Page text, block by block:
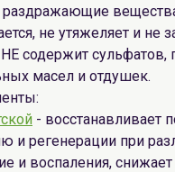
раздражающие
не утяжеляет и не
содержит сульфатов,
масел и отдушек.
-
и регенерации при
и воспаления,